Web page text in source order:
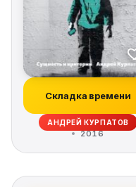
Складка времени
АНДРЕЙ КУРПАТОВ
2016